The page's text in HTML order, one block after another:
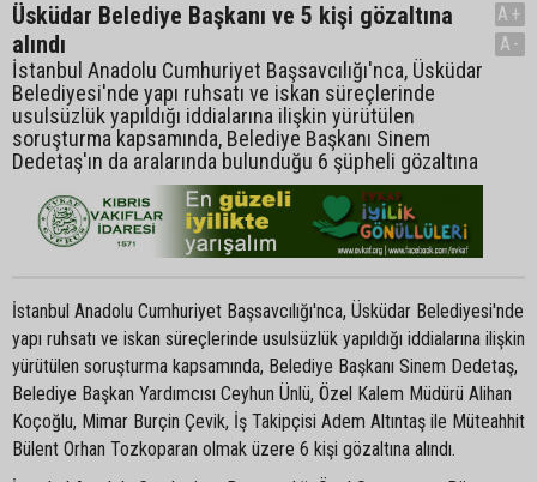
Üsküdar Belediye Başkanı ve 5 kişi gözaltına
alındı
İstanbul Anadolu Cumhuriyet Başsavcılığı'nca, Üsküdar
Belediyesi'nde yapı ruhsatı ve iskan süreçlerinde
usulsüzlük yapıldığı iddialarına ilişkin yürütülen
soruşturma kapsamında, Belediye Başkanı Sinem
Dedetaş'ın da aralarında bulunduğu 6 şüpheli gözaltına
A+
A-
İstanbul Anadolu Cumhuriyet Başsavcılığı'nca, Üsküdar Belediyesi'nde
yapı ruhsatı ve iskan süreçlerinde usulsüzlük yapıldığı iddialarına ilişkin
yürütülen soruşturma kapsamında, Belediye Başkanı Sinem Dedetaş,
Belediye Başkan Yardımcısı Ceyhun Ünlü, Özel Kalem Müdürü Alihan
Koçoğlu, Mimar Burçin Çevik, İş Takipçisi Adem Altıntaş ile Müteahhit
Bülent Orhan Tozkoparan olmak üzere 6 kişi gözaltına alındı.